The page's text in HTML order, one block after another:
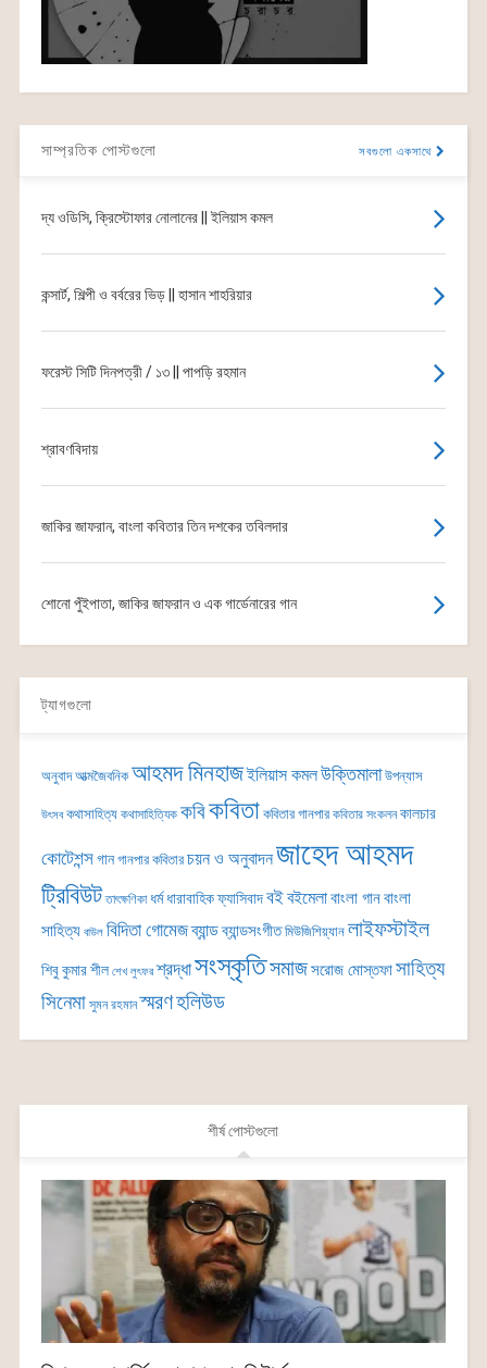
সাম্প্রতিক পোস্টগুলো সবগুলো একসাথে
দ্য ওডিসি, ক্রিস্টোফার নোলানের || ইলিয়াস কমল
কন্সার্ট, শিল্পী ও বর্বরের ভিড় || হাসান শাহরিয়ার
ফরেস্ট সিটি দিনপত্রী / ১৩ || পাপড়ি রহমান
শ্রাবণবিদায়
জাকির জাফরান, বাংলা কবিতার তিন দশকের তবিলদার
শোনো পুঁইপাতা, জাকির জাফরান ও এক গার্ডেনারের গান
ট্যাগগুলো
অনুবাদ আত্মজৈবনিক আহমদ মিনহাজইলিয়াস কমলউক্তিমালা উপন্যাস
উৎসব কথাসাহিত্য কথাসাহিত্যিক কবিকবিতা কবিতার গানপার কবিতার সংকলন কালচার
কোটেশন্সগান গানপার কবিতার চয়ন ও অনুবাদনজাহেদ আহমদ
ট্রিবিউট তাৎক্ষণিকা ধর্ম ধারাবাহিকফ্যাসিবাদবইবইমেলাবাংলা গানবাংলা
সাহিত্য বাউল বিদিতা গোমেজব্যান্ডব্যান্ডসংগীত মিউজিশিয়্যান লাইফস্টাইল
শিবু কুমার শীল শেখ লুৎফর শ্রদ্ধাসংস্কৃতিসমাজসরোজ মোস্তফাসাহিত্য
সিনেমা সুমন রহমান স্মরণহলিউড
শীর্ষ পোস্টগুলো